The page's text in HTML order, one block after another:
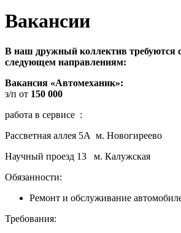
Вакансии
В наш дружный коллектив требуются
следующем направлениям:
Вакансия «Автомеханик»:
з/п от 150 000
работа в сервисе :
Рассветная аллея 5А м. Новогиреево
Научный проезд 13 м. Калужская
Обязанности:
Ремонт и обслуживание
Требования: